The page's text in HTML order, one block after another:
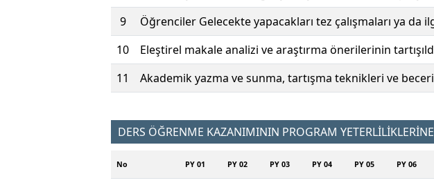
9
Öğrenciler Gelecekte yapacakları tez çalışmaları ya
10
Eleştirel makale analizi ve araştırma önerilerinin
11
Akademik yazma ve sunma, tartışma teknikleri ve
DERS ÖĞRENME KAZANIMININ PROGRAM
No PY 01 PY 02 PY 03 PY 04 PY 05 PY 06